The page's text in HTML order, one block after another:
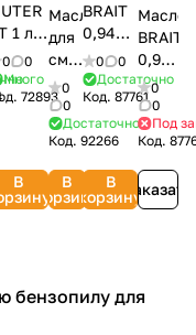
1 л
8/3/2
0
0
Много
72893
В
Масло
для
смазки
цепи
DAEWOO
DWO
100
1,0
л
0
0
Достаточно
Код. 92266
В
корзину
BRAIT
0,946
л 2Т
API TB
(минеральное)
07.01.001.079
0
0
Достаточно
Код.87761
В
корзину
Масло
BRAIT
0,946
л
(для
цепей)
0
0
Под
Код.
Заказать
бензопилу для